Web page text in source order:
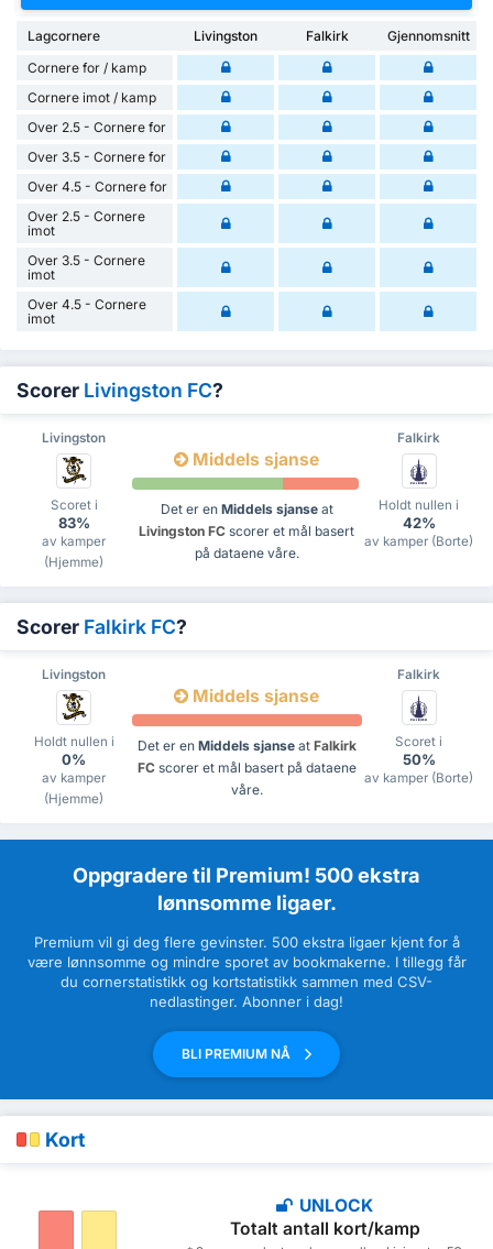
Lagcornere Livingston Falkirk
Gjennomsnitt
Cornere for / kamp
Cornere imot / kamp
Over 2.5 - Cornere for
Over 3.5 - Cornere for
Over 4.5 - Cornere for
Over 2.5 - Cornere
imot
Over 3.5 - Cornere
imot
Over 4.5 - Cornere
imot
Scorer Livingston FC?
Livingston Falkirk
Scoret i
83%
av kamper
(Hjemme)
Middels sjanse
Det er en Middels sjanseat
Livingston FC scorer et mål basert
på dataene våre.
Holdt nullen i
42%
av kamper (Borte)
Scorer Falkirk FC?
Livingston Falkirk
Holdt nullen i
0%
av kamper
(Hjemme)
Middels sjanse
Det er en Middels sjanseat Falkirk
FCscorer et mål basert på dataene
våre.
Scoret i
50%
av kamper (Borte)
Oppgradere til Premium! 500 ekstra
lønnsomme ligaer.
Premium vil gi deg flere gevinster. 500 ekstra ligaer kjent for å
være lønnsomme og mindre sporet av bookmakerne. I tillegg får
du cornerstatistikk og kortstatistikk sammen med CSV-
nedlastinger. Abonner i dag!
BLI PREMIUM NÅ
Kort
UNLOCK
Totalt antall kort/kamp